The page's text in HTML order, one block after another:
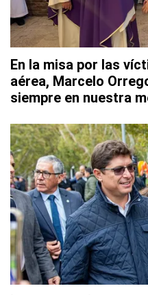
En la misa por las
aérea, Marcelo
siempre en nuestra